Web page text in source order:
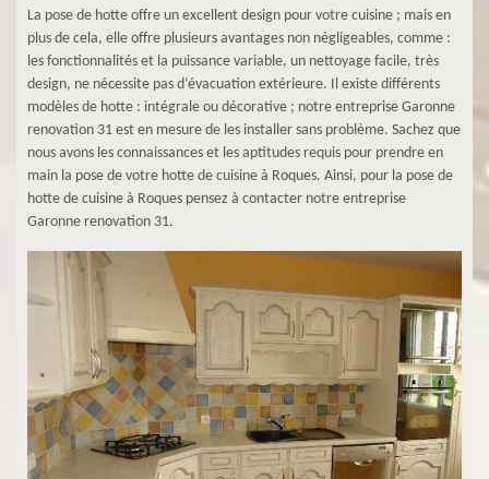
La pose de hotte offre un excellent design pour votre cuisine ; mais en
plus de cela, elle offre plusieurs avantages non négligeables, comme :
les fonctionnalités et la puissance variable, un nettoyage facile, très
design, ne nécessite pas d’évacuation extérieure. Il existe différents
modèles de hotte : intégrale ou décorative ; notre entreprise Garonne
renovation 31 est en mesure de les installer sans problème. Sachez que
nous avons les connaissances et les aptitudes requis pour prendre en
main la pose de votre hotte de cuisine à Roques. Ainsi, pour la pose de
hotte de cuisine à Roques pensez à contacter notre entreprise
Garonne renovation 31.